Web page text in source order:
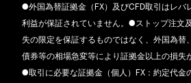
●外国為替証拠金（FX）及びCFD取引はレバ
利益が保証されていません。●ストップ注文
失の限定を保証するものではなく、外国為替
債券等の相場急変等により証拠金以上の損失
●取引に必要な証拠金（個人）FX：約定代金